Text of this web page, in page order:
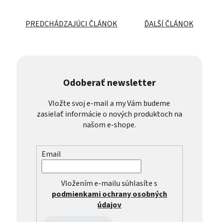
PREDCHÁDZAJÚCI ČLÁNOK ĎALŠÍ ČLÁNOK
Odoberať newsletter
Vložte svoj e-mail a my Vám budeme
zasielať informácie o nových produktoch na
našom e-shope.
Email
Vložením e-mailu súhlasíte s
podmienkami ochrany osobných
údajov